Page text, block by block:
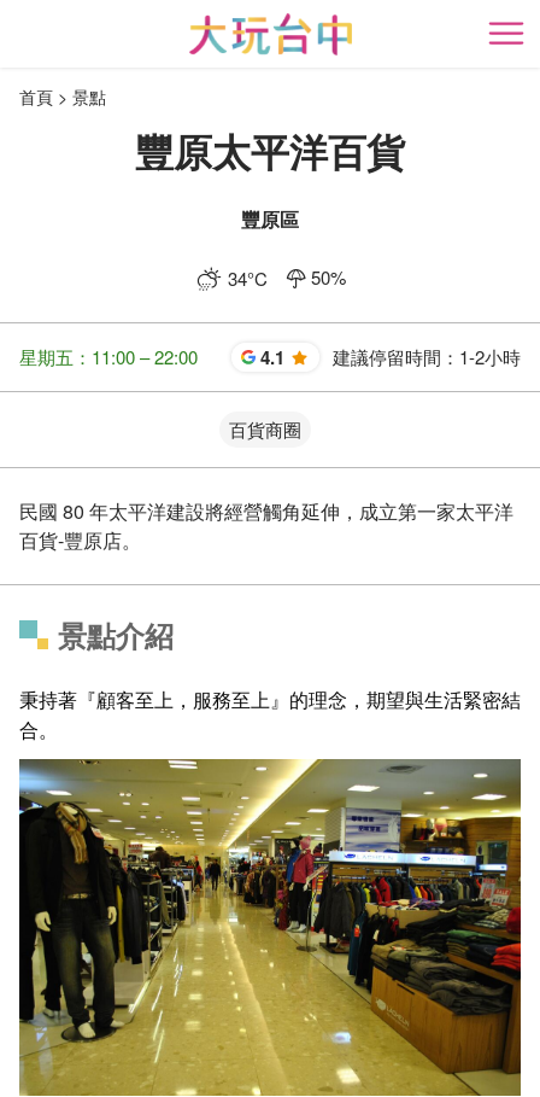
開
首頁 景點
豐原太平洋百貨
豐原區
34°C 50%
星期五：11:00 – 22:00 4.1 星 建議停留時間： 1-2小時
百貨商圈
民國 80 年太平洋建設將經營觸角延伸，成立第一家太平洋
百貨-豐原店。
景點介紹
秉持著『顧客至上，服務至上』的理念，期望與生活緊密結
合。